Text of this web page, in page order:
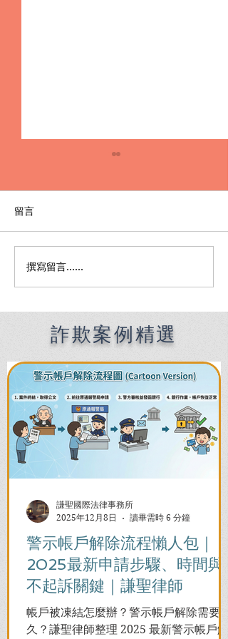
何時該找刑事律師完整指
南：偵查到審判階段，4大
留言
撰寫留言......
詐欺案例精選
警示帳戶解除流程懶人包｜
2025最新申請步驟、時間與
不起訴關鍵｜謙聖律師
帳戶被凍結怎麼辦？警示帳戶解除需要多
久？謙聖律師整理 2025 最新警示帳戶解
謙聖國際法律事務所
2025年12月8日
讀畢需時 6 分鐘